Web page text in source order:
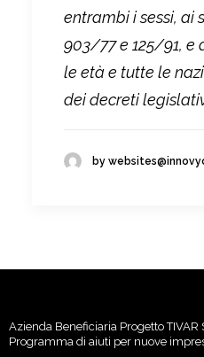
entrambi i sessi, ai
903/77 e 125/91, e
le età e tutte le
dei decreti
by
Azienda Beneficiaria Progetto TIVAR
Programma di aiuti per nuove